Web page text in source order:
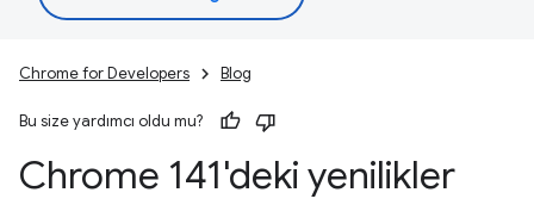
Chrome for Developers Blog
Bu size yardımcı oldu mu?
Chrome 141'deki yenilikler